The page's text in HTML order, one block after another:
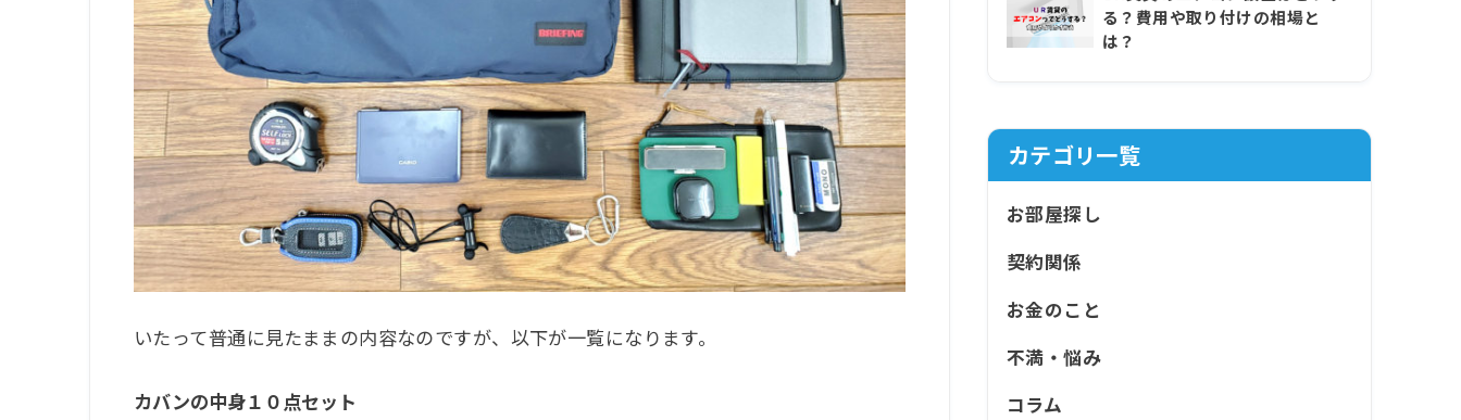
いたって普通に見たままの内容なのですが、以下が一覧になります。
カバンの中身１０点セット
る？費用や取り付けの相場と
は？
カテゴリ一覧
お部屋探し
契約関係
お金のこと
不満・悩み
コラム